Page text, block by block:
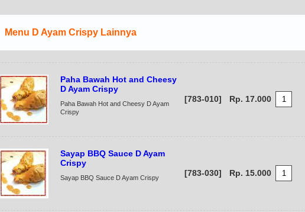
Menu D Ayam Crispy Lainnya
Paha Bawah Hot and Cheesy
D Ayam Crispy
Paha Bawah Hot and Cheesy D Ayam
Crispy
[783-010] Rp. 17.000
Sayap BBQ Sauce D Ayam
Crispy
Sayap BBQ Sauce D Ayam Crispy [783-030] Rp. 15.000